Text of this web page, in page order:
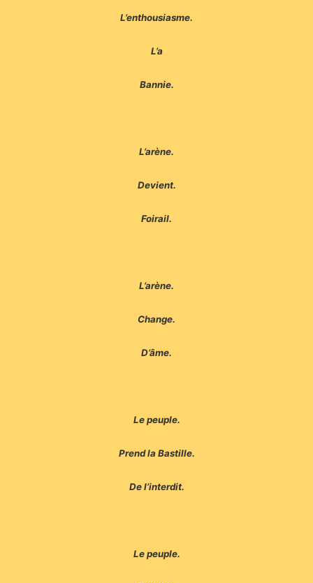
L’enthousiasme.
L’a
Bannie.
L’arène.
Devient.
Foirail.
L’arène.
Change.
D’âme.
Le peuple.
Prend la Bastille.
De l’interdit.
Le peuple.